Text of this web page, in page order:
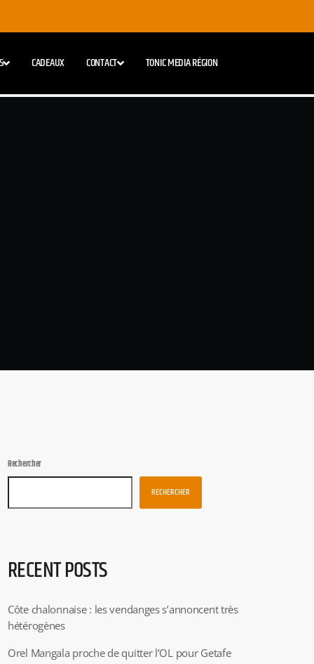
CADEAUX CONTACT TONIC MEDIA RÉGION
Rechercher
RECHERCHER
RECENT POSTS
Côte chalonnaise : les vendanges s’annoncent très
hétérogènes
Orel Mangala proche de quitter l’OL pour Getafe